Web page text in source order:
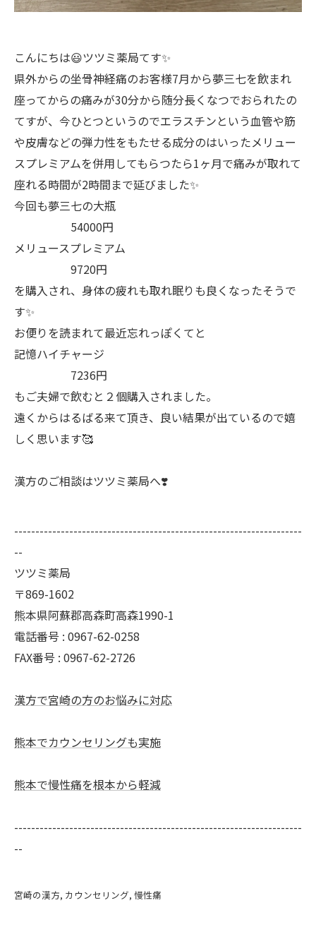
こんにちは😃ツツミ薬局てす✨
県外からの坐骨神経痛のお客様7月から夢三七を飲まれ
座ってからの痛みが30分から随分長くなつでおられたの
てすが、今ひとつというのでエラスチンという血管や筋
や皮膚などの弾力性をもたせる成分のはいったメリュー
スプレミアムを併用してもらつたら1ヶ月で痛みが取れて
座れる時間が2時間まで延びました✨
今回も夢三七の大瓶
54000円
メリュースプレミアム
9720円
を購入され、身体の疲れも取れ眠りも良くなったそうで
す✨
お便りを読まれて最近忘れっぽくてと
記憶ハイチャージ
7236円
もご夫婦で飲むと２個購入されました。
遠くからはるばる来て頂き、良い結果が出ているので嬉
しく思います🥰
漢方のご相談はツツミ薬局へ❣️
--------------------------------------------------------------------
--
ツツミ薬局
〒869-1602
熊本県阿蘇郡高森町高森1990-1
電話番号 : 0967-62-0258
FAX番号 : 0967-62-2726
漢方で宮崎の方のお悩みに対応
熊本でカウンセリングも実施
熊本で慢性痛を根本から軽減
--------------------------------------------------------------------
--
宮崎の漢方 カウンセリング 慢性痛